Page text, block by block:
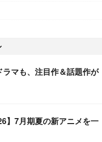
マも、注目作＆話題作が
】7月期夏の新アニメを一